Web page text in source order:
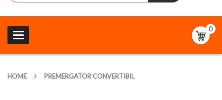
Toggle
navigation
0
HOME PREMERGATOR CONVERTIBIL